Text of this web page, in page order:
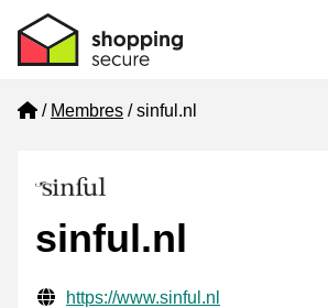
Home
Membres sinful.nl
sinful.nl
Informations de contact vérifiées
Website URL
https://www.sinful.nl